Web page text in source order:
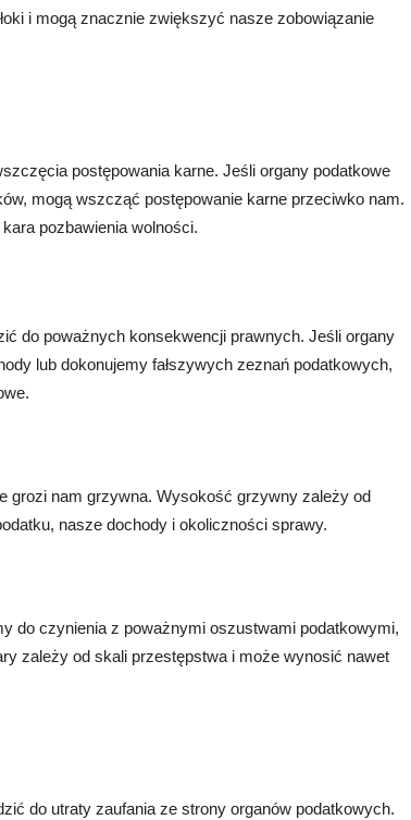
i mogą znacznie zwiększyć nasze zobowiązanie
postępowania karne. Jeśli organy podatkowe
mogą wszcząć postępowanie karne przeciwko nam.
pozbawienia wolności.
do poważnych konsekwencji prawnych. Jeśli organy
lub dokonujemy fałszywych zeznań podatkowych,
grozi nam grzywna. Wysokość grzywny zależy od
nasze dochody i okoliczności sprawy.
do czynienia z poważnymi oszustwami podatkowymi,
zależy od skali przestępstwa i może wynosić nawet
do utraty zaufania ze strony organów podatkowych.